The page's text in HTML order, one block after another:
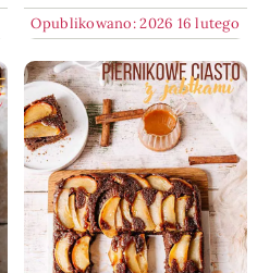
Opublikowano: 2026 16 lutego